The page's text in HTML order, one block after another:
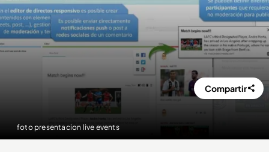
foto presentacion live events
Compartir